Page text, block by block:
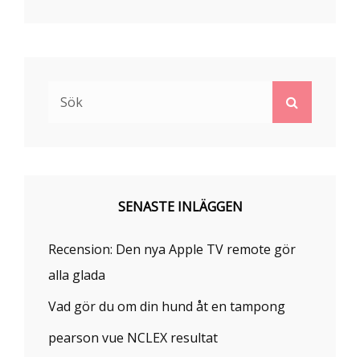
SENASTE INLÄGGEN
Recension: Den nya Apple TV remote gör
alla glada
Vad gör du om din hund åt en tampong
pearson vue NCLEX resultat